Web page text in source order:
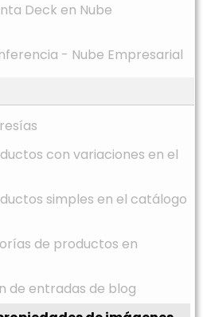
Deck en Nube
- Nube Empresarial
con variaciones en el
simples en el catálogo
de productos en
de entradas de blog